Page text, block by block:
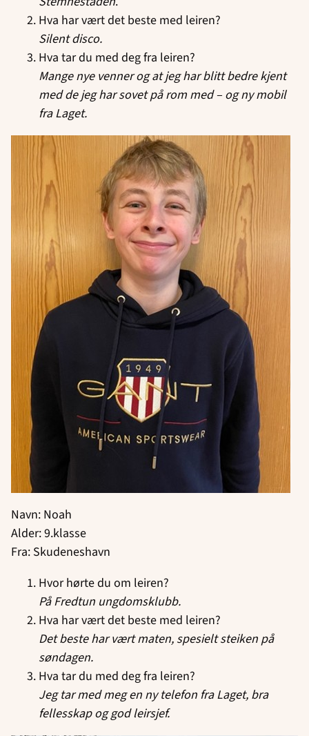
Hva har vært det beste med leiren?
Silent disco.
Hva tar du med deg fra leiren?
Mange nye venner og at jeg har blitt bedre kjent
med de jeg har sovet på rom med – og ny mobil
fra Laget.
Navn: Noah
Alder: 9.klasse
Fra: Skudeneshavn
Hvor hørte du om leiren?
På Fredtun ungdomsklubb.
Hva har vært det beste med leiren?
Det beste har vært maten, spesielt steiken på
søndagen.
Hva tar du med deg fra leiren?
Jeg tar med meg en ny telefon fra Laget, bra
fellesskap og god leirsjef.